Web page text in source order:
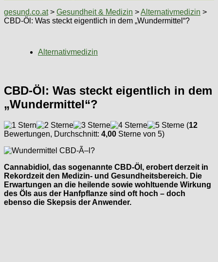
gesund.co.at> Gesundheit & Medizin >Alternativmedizin >
CBD-Öl: Was steckt eigentlich in dem „Wundermittel“?
Alternativmedizin
CBD-Öl: Was steckt eigentlich in dem
„Wundermittel“?
(12
Bewertungen, Durchschnitt: 4,00 Sterne von 5)
Cannabidiol, das sogenannte CBD-Öl, erobert derzeit in
Rekordzeit den Medizin- und Gesundheitsbereich. Die
Erwartungen an die heilende sowie wohltuende Wirkung
des Öls aus der Hanfpflanze sind oft hoch – doch
ebenso die Skepsis der Anwender.